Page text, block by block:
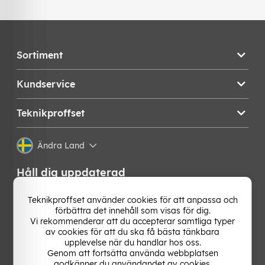
Sortiment
Kundservice
Teknikproffset
Ändra Land
Håll dig uppdaterad
Få de senaste nyheterna, hetaste erbjudandena och
bästa tipsen från oss direkt i din mejlkorg. Signa upp på
vårt nyhetsbrev!
Teknikproffset använder cookies för att anpassa och
förbättra det innehåll som visas för dig.
Vi rekommenderar att du accepterar samtliga typer
av cookies för att du ska få bästa tänkbara
upplevelse när du handlar hos oss.
Genom att fortsätta använda webbplatsen